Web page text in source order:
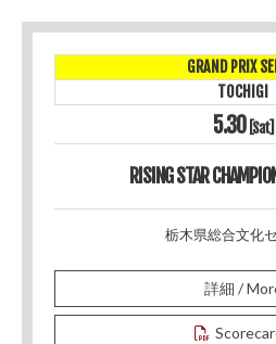
GRAND PRIX
TOCHIGI
5.30[Sat]
RISING STAR
栃木県総合文化
詳細 /